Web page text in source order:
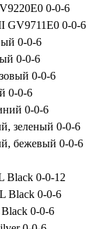
0-0-6
GV9711E0 0-0-6
0-0-6
0-0-6
0-0-6
0-0-6
0-0-6
зеленый 0-0-6
бежевый 0-0-6
Black 0-0-12
Black 0-0-6
0-0-6